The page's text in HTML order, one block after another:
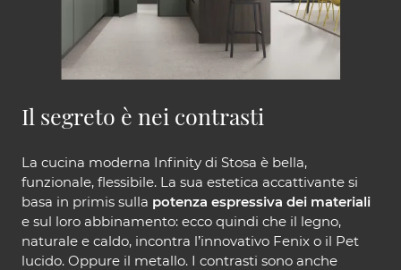
Il segreto è nei contrasti
La cucina moderna Infinity di Stosa è bella,
funzionale, flessibile. La sua estetica accattivante si
basa in primis sulla potenza espressiva dei materiali
e sul loro abbinamento: ecco quindi che il legno,
naturale e caldo, incontra l’innovativo Fenix o il Pet
lucido. Oppure il metallo. I contrasti sono anche